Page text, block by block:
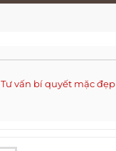
Tư vấn bí quyết mặc đẹp